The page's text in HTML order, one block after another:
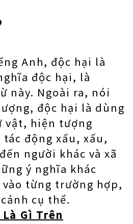
Anh, độc hại là
độc hại, là
này. Ngoài ra, nói
độc hại là dùng
vật, hiện tượng
động xấu, xấu,
người khác và xã
ý nghĩa khác
từng trường hợp,
cụ thể.
Là Gì Trên